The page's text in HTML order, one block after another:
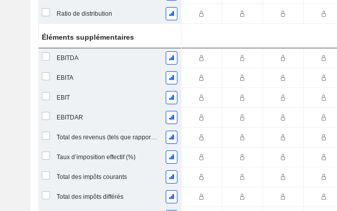
Ratio de distribution
Éléments supplémentaires
EBITDA
EBITA
EBIT
EBITDAR
Total des revenus (tels que rapportés)
Taux d’imposition effectif (%)
Total des impôts courants
Total des impôts différés